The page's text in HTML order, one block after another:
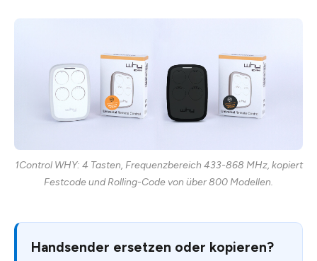
1Control WHY: 4 Tasten, Frequenzbereich 433-868 MHz, kopiert
Festcode und Rolling-Code von über 800 Modellen.
Handsender ersetzen oder kopieren?